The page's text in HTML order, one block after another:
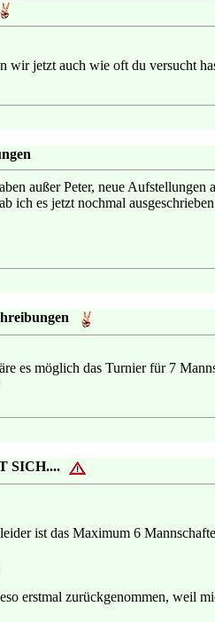
wir jetzt auch wie oft du versucht
außer Peter, neue Aufstellungen
ich es jetzt nochmal
es möglich das Turnier für 7
SICH....
ist das Maximum 6
erstmal zurückgenommen, weil